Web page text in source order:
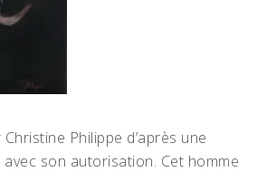
Philippe d’après une
son autorisation. Cet homme